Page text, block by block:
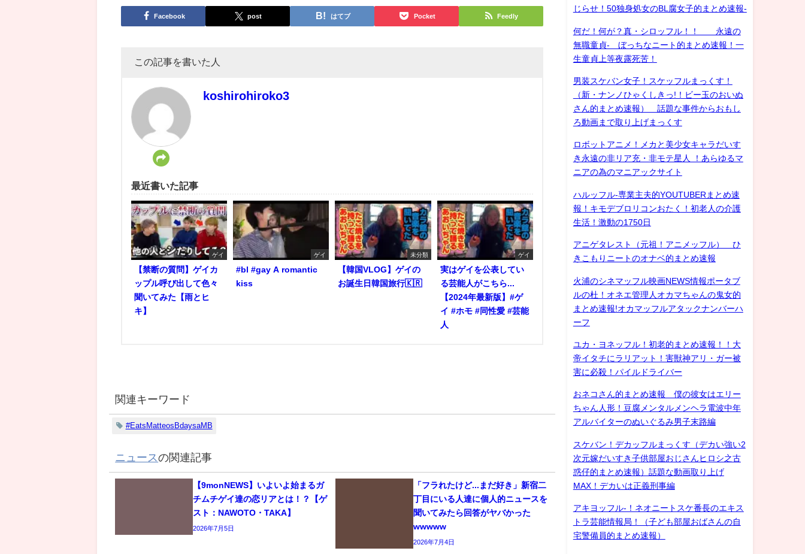
Facebook post はてブ Pocket Feedly
この記事を書いた人
koshirohiroko3
最近書いた記事
ゲイ
【禁断の質問】ゲイカ
ップル呼び出して色々
聞いてみた【雨とヒ
キ】
ゲイ
#bl #gay A romantic
kiss
未分類
【韓国VLOG】ゲイの
お誕生日韓国旅行🇰🇷
ゲイ
実はゲイを公表してい
る芸能人がこちら...
【2024年最新版】#ゲ
イ #ホモ #同性愛 #芸能
人
関連キーワード
#EatsMatteosBdaysaMB
ニュースの関連記事
【9monNEWS】いよいよ始まるガ
チムチゲイ達の恋リアとは！？【ゲ
スト：NAWOTO・TAKA】
2026年7月5日
「フラれたけど...まだ好き」新宿二
丁目にいる人達に個人的ニュースを
聞いてみたら回答がヤバかった
wwwww
2026年7月4日
じらせ！50独身処女のBL腐女子的まとめ速報-
何だ！何が？真・シロッフル！！ 永遠の
無職童貞- ぼっちなニート的まとめ速報！一
生童貞上等夜露死苦！
男装スケバン女子！スケッフルまっくす！
（新・ナンノひゃくしきっ!！ビー玉のおいぬ
さん的まとめ速報） 話題な事件からおもし
ろ動画まで取り上げまっくす
ロボットアニメ！メカと美少女キャラだいす
き永遠の非リア充・非モテ星人 ！あらゆるマ
ニアの為のマニアックサイト
ハルッフル-専業主夫的YOUTUBERまとめ速
報！キモデブロリコンおたく！初老人の介護
生活！激動の1750日
アニゲタレスト（元祖！アニメッフル） ひ
きこもりニートのオナベ的まとめ速報
火浦のシネマッフル映画NEWS情報ポータブ
ルの杜！オネエ管理人オカマちゃんの鬼女的
まとめ速報!オカマッフルアタックナンバーハ
ーフ
ユカ・ヨネッフル！初老的まとめ速報！！大
帝イタチにラリアット！害獣神アリ・ガー被
害に必殺！パイルドライバー
おネコさん的まとめ速報 僕の彼女はエリー
ちゃん人形！豆腐メンタルメンヘラ電波中年
アルバイターのぬいぐるみ男子末路編
スケバン！デカッフルまっくす（デカい強い2
次元嫁だいすき子供部屋おじさんヒロシ之古
惑仔的まとめ速報）話題な動画取り上げ
MAX！デカいは正義刑事編
アキヨッフル-！ネオニートスケ番長のエキス
トラ芸能情報局！（子ども部屋おばさんの自
宅警備員的まとめ速報）